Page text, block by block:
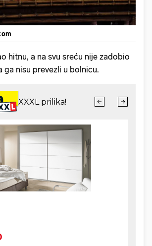
hitnu, a na svu sreću nije zadobio
ga nisu prevezli u bolnicu.